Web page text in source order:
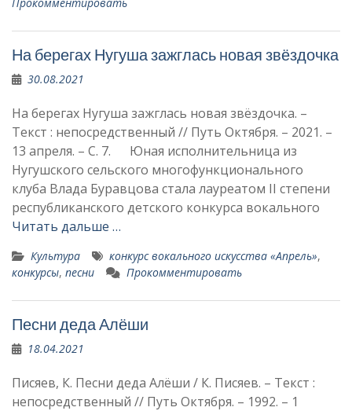
На берегах Нугуша зажглась новая звёздочка
30.08.2021
На берегах Нугуша зажглась новая звёздочка. –
Текст : непосредственный // Путь Октября. – 2021. –
13 апреля. – С. 7. Юная исполнительница из
Нугушского сельского многофункционального
клуба Влада Буравцова стала лауреатом II степени
республиканского детского конкурса вокального
Читать дальше …
Культура конкурс вокального искусства «Апрель»,
конкурсы, песни Прокомментировать
Песни деда Алёши
18.04.2021
Писяев, К. Песни деда Алёши / К. Писяев. – Текст :
непосредственный // Путь Октября. – 1992. – 1